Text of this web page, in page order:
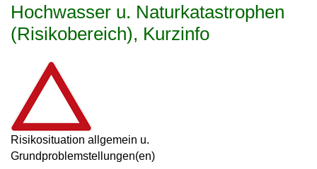
Hochwasser u. Naturkatastrophen
(Risikobereich), Kurzinfo
Risikosituation allgemein u.
Grundproblemstellungen(en)